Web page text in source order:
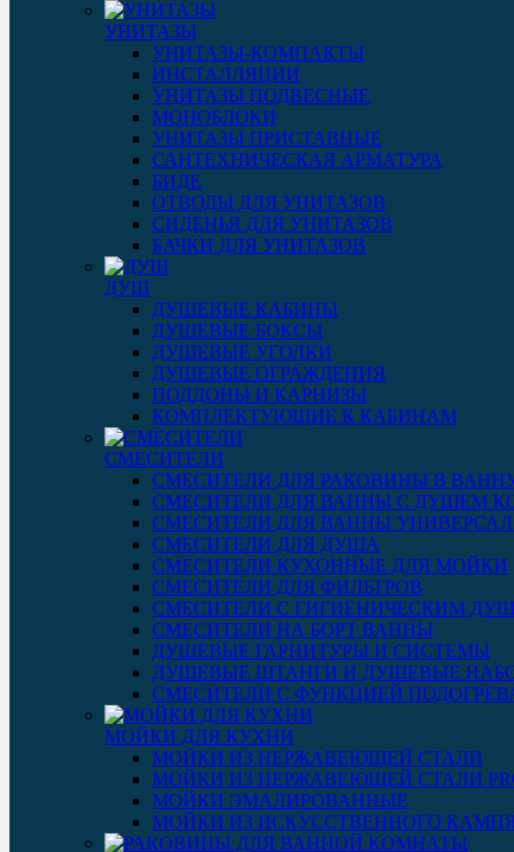
УНИТАЗЫ
УНИТАЗЫ-КОМПАКТЫ
ИНСТАЛЛЯЦИИ
УНИТАЗЫ ПОДВЕСНЫЕ
МОНОБЛОКИ
УНИТАЗЫ ПРИСТАВНЫЕ
САНТЕХНИЧЕСКАЯ АРМАТУРА
БИДЕ
ОТВОДЫ ДЛЯ УНИТАЗОВ
СИДЕНЬЯ ДЛЯ УНИТАЗОВ
БАЧКИ ДЛЯ УНИТАЗОВ
ДУШ
ДУШЕВЫЕ КАБИНЫ
ДУШЕВЫЕ БОКСЫ
ДУШЕВЫЕ УГОЛКИ
ДУШЕВЫЕ ОГРАЖДЕНИЯ
ПОДДОНЫ И КАРНИЗЫ
КОМПЛЕКТУЮЩИЕ К КАБИНАМ
СМЕСИТЕЛИ
СМЕСИТЕЛИ ДЛЯ РАКОВИНЫ В
СМЕСИТЕЛИ ДЛЯ ВАННЫ С ДУШЕМ
СМЕСИТЕЛИ ДЛЯ ВАННЫ
СМЕСИТЕЛИ ДЛЯ ДУША
СМЕСИТЕЛИ КУХОННЫЕ ДЛЯ МОЙКИ
СМЕСИТЕЛИ ДЛЯ ФИЛЬТРОВ
СМЕСИТЕЛИ С ГИГИЕНИЧЕСКИМ
СМЕСИТЕЛИ НА БОРТ ВАННЫ
ДУШЕВЫЕ ГАРНИТУРЫ И СИСТЕМЫ
ДУШЕВЫЕ ШТАНГИ И ДУШЕВЫЕ
СМЕСИТЕЛИ С ФУНКЦИЕЙ
МОЙКИ ДЛЯ КУХНИ
МОЙКИ ИЗ НЕРЖАВЕЮЩЕЙ СТАЛИ
МОЙКИ ИЗ НЕРЖАВЕЮЩЕЙ СТАЛИ
МОЙКИ ЭМАЛИРОВАННЫЕ
МОЙКИ ИЗ ИСКУССТВЕННОГО